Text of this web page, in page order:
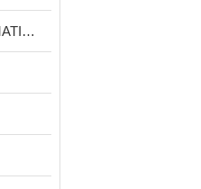
美国ARROW PNEUMATICS